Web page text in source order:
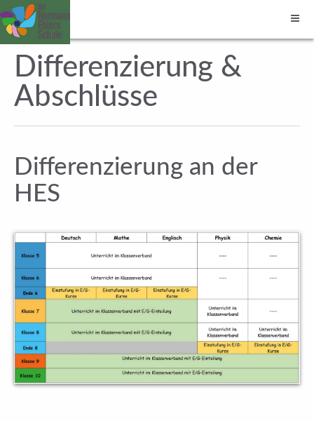
Differenzierung &
Abschlüsse
Differenzierung an der
HES